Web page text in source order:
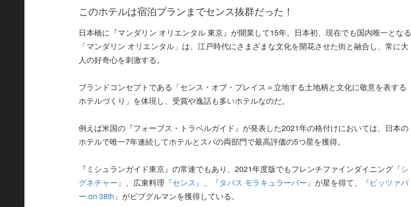
このホテルは宿泊プランまでセンス抜群だった！
日本橋に『マンダリン オリエンタル 東京』が開業して15年。日本初、現在でも国内唯一となる
「マンダリン オリエンタル」は、江戸時代にさまざまな文化を開花させた街と融合し、常に大
人の好奇心を刺激する。
ブランドコンセプトである「センス・オブ・プレイス＝立地する土地柄と文化に敬意を表する
ホテルづくり」を体現し、受賞や逸話も多いホテルなのだ。
例えば米国の『フォーブス・トラベルガイド』が発表した2021年の格付けにおいては、日本の
ホテルで唯一7年連続してホテルとスパの両部門で最高評価の5つ星を獲得。
『ミシュランガイド東京』の常連でもあり、2021年度版でもフレンチファインダイニング 『シ
グネチャー』 、広東料理 『センス』 、 『タパス モラキュラーバー』 が星を得て、
『ピッツァバ
ー on 38th』 がビブグルマンを獲得している。